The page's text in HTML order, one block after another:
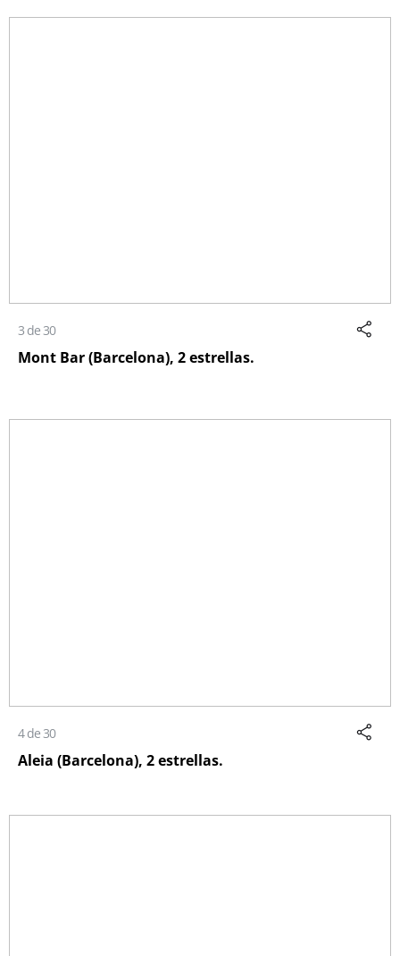
3 de 30
Mont Bar (Barcelona), 2 estrellas.
4 de 30
Aleia (Barcelona), 2 estrellas.